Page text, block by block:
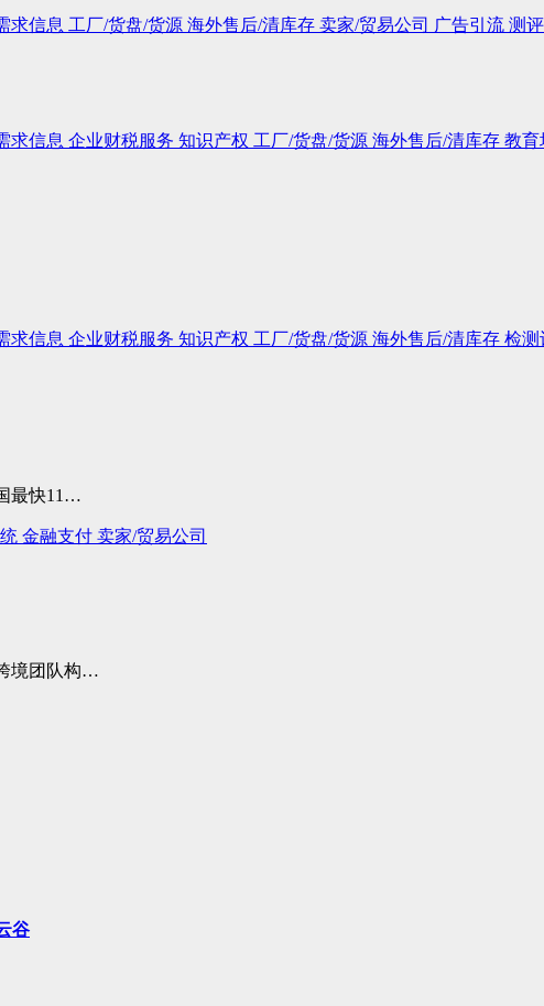
求信息 工厂/货盘/货源 海外售后/清库存 卖家/贸易公司 广告引流 测
求信息 企业财税服务 知识产权 工厂/货盘/货源 海外售后/清库存 教
求信息 企业财税服务 知识产权 工厂/货盘/货源 海外售后/清库存 检
最快11…
金融支付 卖家/贸易公司
境团队构…
谷